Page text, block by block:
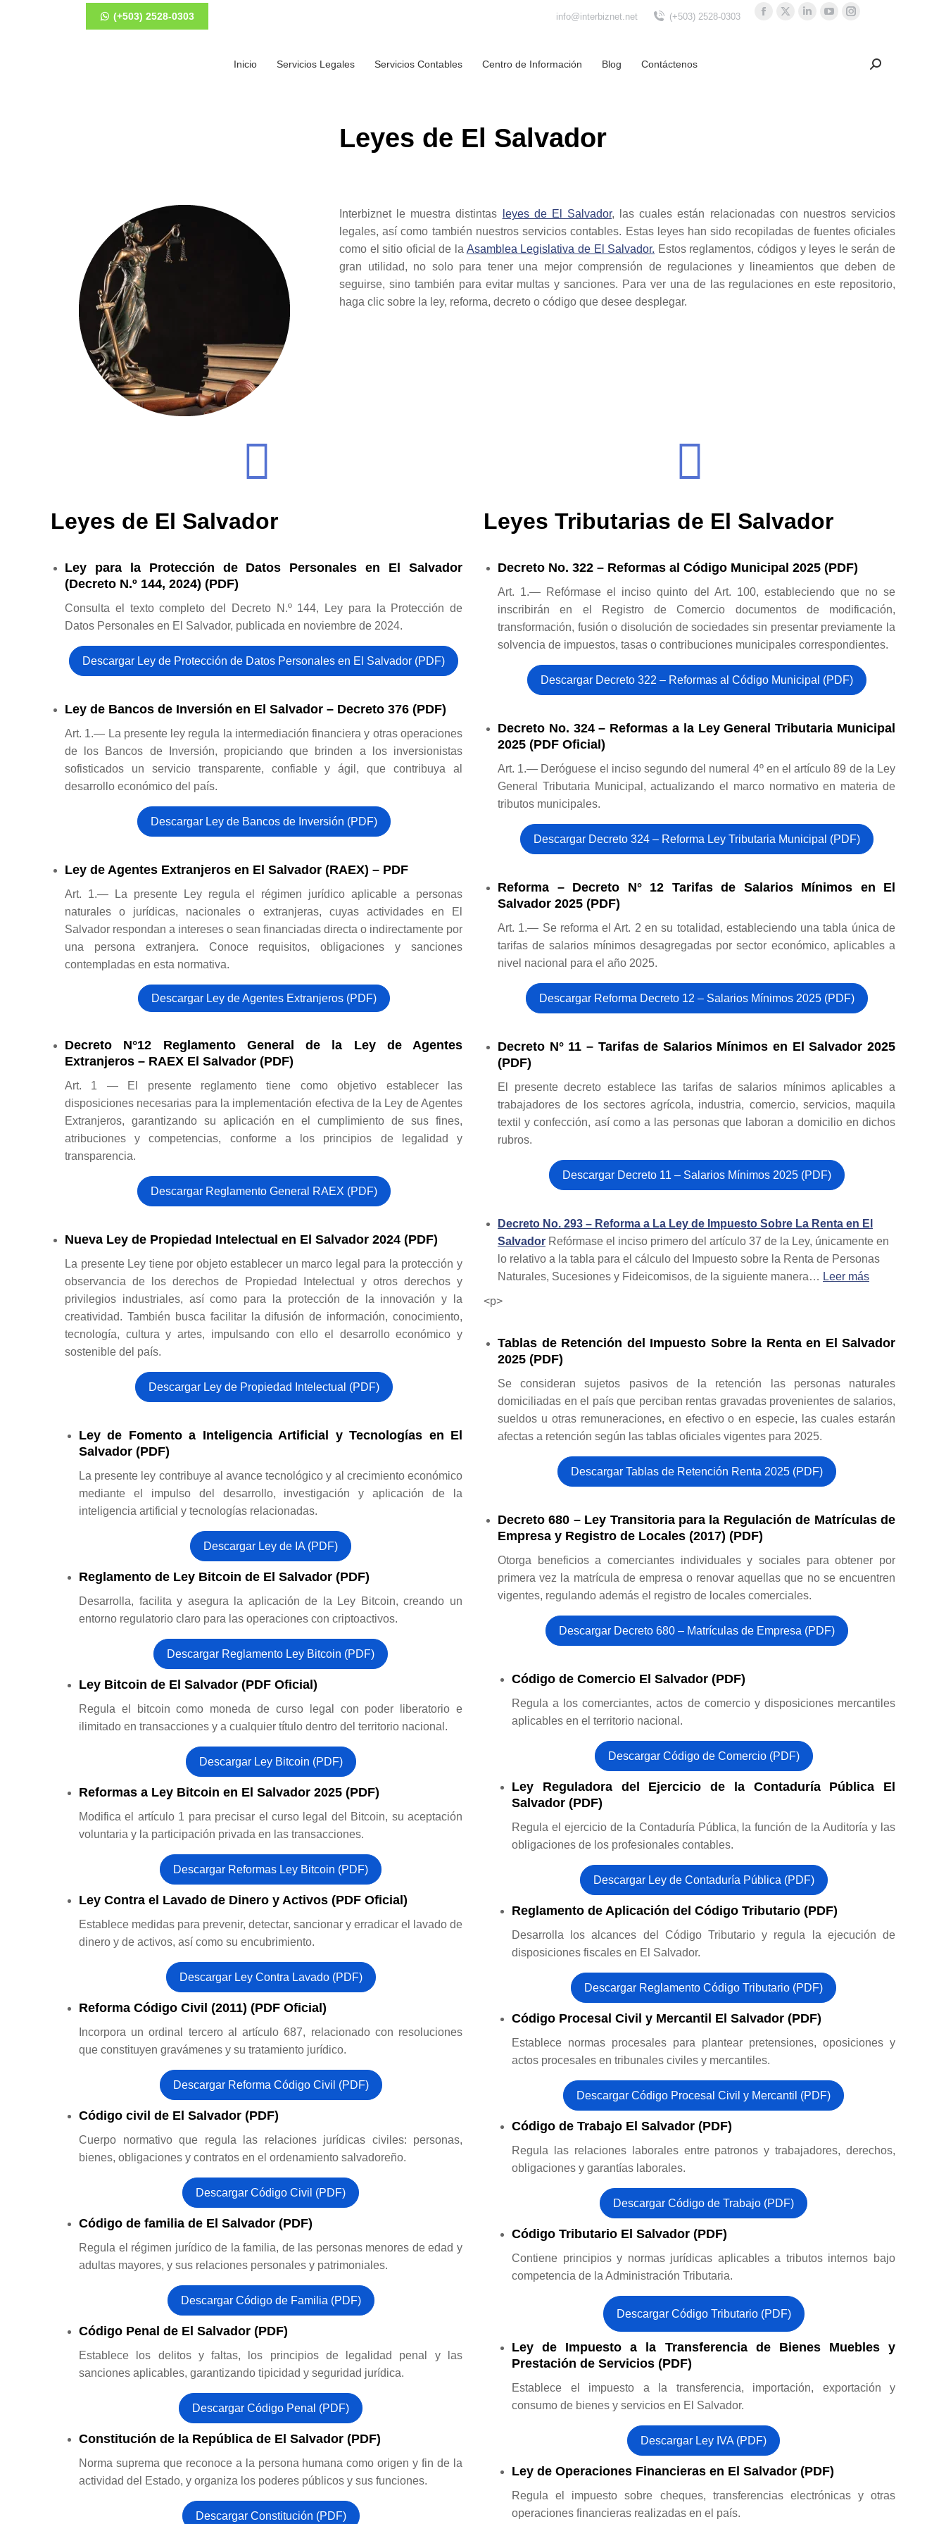
(+503) 2528-0303 info@interbiznet.net (+503) 2528-0303
Facebook
X
LinkedinYouTubeInstagram
opens
Inicio Servicios Legales Servicios Contables Centro de Información Blog Contáctenos Search:
Buscar
Leyes de El Salvador
Interbiznet le muestra distintas leyes de El Salvador, las cuales están relacionadas con nuestros servicios
legales, así como también nuestros servicios contables. Estas leyes han sido recopiladas de fuentes oficiales
como el sitio oficial de la Asamblea Legislativa de El Salvador. Estos reglamentos, códigos y leyes le serán de
gran utilidad, no solo para tener una mejor comprensión de regulaciones y lineamientos que deben de
seguirse, sino también para evitar multas y sanciones. Para ver una de las regulaciones en este repositorio,
haga clic sobre la ley, reforma, decreto o código que desee desplegar.
Leyes de El Salvador
Ley para la Protección de Datos Personales en El Salvador
(Decreto N.º 144, 2024) (PDF)
Consulta el texto completo del Decreto N.º 144, Ley para la Protección de
Datos Personales en El Salvador, publicada en noviembre de 2024.
Descargar Ley de Protección de Datos Personales en El Salvador (PDF)
Ley de Bancos de Inversión en El Salvador – Decreto 376 (PDF)
Art. 1.— La presente ley regula la intermediación financiera y otras operaciones
de los Bancos de Inversión, propiciando que brinden a los inversionistas
sofisticados un servicio transparente, confiable y ágil, que contribuya al
desarrollo económico del país.
Descargar Ley de Bancos de Inversión (PDF)
Ley de Agentes Extranjeros en El Salvador (RAEX) – PDF
Art. 1.— La presente Ley regula el régimen jurídico aplicable a personas
naturales o jurídicas, nacionales o extranjeras, cuyas actividades en El
Salvador respondan a intereses o sean financiadas directa o indirectamente por
una persona extranjera. Conoce requisitos, obligaciones y sanciones
contempladas en esta normativa.
Descargar Ley de Agentes Extranjeros (PDF)
Decreto N°12 Reglamento General de la Ley de Agentes
Extranjeros – RAEX El Salvador (PDF)
Art. 1 — El presente reglamento tiene como objetivo establecer las
disposiciones necesarias para la implementación efectiva de la Ley de Agentes
Extranjeros, garantizando su aplicación en el cumplimiento de sus fines,
atribuciones y competencias, conforme a los principios de legalidad y
transparencia.
Descargar Reglamento General RAEX (PDF)
Nueva Ley de Propiedad Intelectual en El Salvador 2024 (PDF)
La presente Ley tiene por objeto establecer un marco legal para la protección y
observancia de los derechos de Propiedad Intelectual y otros derechos y
privilegios industriales, así como para la protección de la innovación y la
creatividad. También busca facilitar la difusión de información, conocimiento,
tecnología, cultura y artes, impulsando con ello el desarrollo económico y
sostenible del país.
Descargar Ley de Propiedad Intelectual (PDF)
Ley de Fomento a Inteligencia Artificial y Tecnologías en El
Salvador (PDF)
La presente ley contribuye al avance tecnológico y al crecimiento económico
mediante el impulso del desarrollo, investigación y aplicación de la
inteligencia artificial y tecnologías relacionadas.
Descargar Ley de IA (PDF)
Reglamento de Ley Bitcoin de El Salvador (PDF)
Desarrolla, facilita y asegura la aplicación de la Ley Bitcoin, creando un
entorno regulatorio claro para las operaciones con criptoactivos.
Descargar Reglamento Ley Bitcoin (PDF)
Ley Bitcoin de El Salvador (PDF Oficial)
Regula el bitcoin como moneda de curso legal con poder liberatorio e
ilimitado en transacciones y a cualquier título dentro del territorio nacional.
Descargar Ley Bitcoin (PDF)
Reformas a Ley Bitcoin en El Salvador 2025 (PDF)
Modifica el artículo 1 para precisar el curso legal del Bitcoin, su aceptación
voluntaria y la participación privada en las transacciones.
Descargar Reformas Ley Bitcoin (PDF)
Ley Contra el Lavado de Dinero y Activos (PDF Oficial)
Establece medidas para prevenir, detectar, sancionar y erradicar el lavado de
dinero y de activos, así como su encubrimiento.
Descargar Ley Contra Lavado (PDF)
Reforma Código Civil (2011) (PDF Oficial)
Incorpora un ordinal tercero al artículo 687, relacionado con resoluciones
que constituyen gravámenes y su tratamiento jurídico.
Descargar Reforma Código Civil (PDF)
Código civil de El Salvador (PDF)
Cuerpo normativo que regula las relaciones jurídicas civiles: personas,
bienes, obligaciones y contratos en el ordenamiento salvadoreño.
Descargar Código Civil (PDF)
Código de familia de El Salvador (PDF)
Regula el régimen jurídico de la familia, de las personas menores de edad y
adultas mayores, y sus relaciones personales y patrimoniales.
Descargar Código de Familia (PDF)
Código Penal de El Salvador (PDF)
Establece los delitos y faltas, los principios de legalidad penal y las
sanciones aplicables, garantizando tipicidad y seguridad jurídica.
Descargar Código Penal (PDF)
Constitución de la República de El Salvador (PDF)
Norma suprema que reconoce a la persona humana como origen y fin de la
actividad del Estado, y organiza los poderes públicos y sus funciones.
Descargar Constitución (PDF)
Leyes Tributarias de El Salvador
Decreto No. 322 – Reformas al Código Municipal 2025 (PDF)
Art. 1.— Refórmase el inciso quinto del Art. 100, estableciendo que no se
inscribirán en el Registro de Comercio documentos de modificación,
transformación, fusión o disolución de sociedades sin presentar previamente la
solvencia de impuestos, tasas o contribuciones municipales correspondientes.
Descargar Decreto 322 – Reformas al Código Municipal (PDF)
Decreto No. 324 – Reformas a la Ley General Tributaria Municipal
2025 (PDF Oficial)
Art. 1.— Deróguese el inciso segundo del numeral 4º en el artículo 89 de la Ley
General Tributaria Municipal, actualizando el marco normativo en materia de
tributos municipales.
Descargar Decreto 324 – Reforma Ley Tributaria Municipal (PDF)
Reforma – Decreto N° 12 Tarifas de Salarios Mínimos en El
Salvador 2025 (PDF)
Art. 1.— Se reforma el Art. 2 en su totalidad, estableciendo una tabla única de
tarifas de salarios mínimos desagregadas por sector económico, aplicables a
nivel nacional para el año 2025.
Descargar Reforma Decreto 12 – Salarios Mínimos 2025 (PDF)
Decreto N° 11 – Tarifas de Salarios Mínimos en El Salvador 2025
(PDF)
El presente decreto establece las tarifas de salarios mínimos aplicables a
trabajadores de los sectores agrícola, industria, comercio, servicios, maquila
textil y confección, así como a las personas que laboran a domicilio en dichos
rubros.
Descargar Decreto 11 – Salarios Mínimos 2025 (PDF)
Decreto No. 293 – Reforma a La Ley de Impuesto Sobre La Renta en El
Salvador Refórmase el inciso primero del artículo 37 de la Ley, únicamente en
lo relativo a la tabla para el cálculo del Impuesto sobre la Renta de Personas
Naturales, Sucesiones y Fideicomisos, de la siguiente manera… Leer más
<p>
Tablas de Retención del Impuesto Sobre la Renta en El Salvador
2025 (PDF)
Se consideran sujetos pasivos de la retención las personas naturales
domiciliadas en el país que perciban rentas gravadas provenientes de salarios,
sueldos u otras remuneraciones, en efectivo o en especie, las cuales estarán
afectas a retención según las tablas oficiales vigentes para 2025.
Descargar Tablas de Retención Renta 2025 (PDF)
Decreto 680 – Ley Transitoria para la Regulación de Matrículas de
Empresa y Registro de Locales (2017) (PDF)
Otorga beneficios a comerciantes individuales y sociales para obtener por
primera vez la matrícula de empresa o renovar aquellas que no se encuentren
vigentes, regulando además el registro de locales comerciales.
Descargar Decreto 680 – Matrículas de Empresa (PDF)
Código de Comercio El Salvador (PDF)
Regula a los comerciantes, actos de comercio y disposiciones mercantiles
aplicables en el territorio nacional.
Descargar Código de Comercio (PDF)
Ley Reguladora del Ejercicio de la Contaduría Pública El
Salvador (PDF)
Regula el ejercicio de la Contaduría Pública, la función de la Auditoría y las
obligaciones de los profesionales contables.
Descargar Ley de Contaduría Pública (PDF)
Reglamento de Aplicación del Código Tributario (PDF)
Desarrolla los alcances del Código Tributario y regula la ejecución de
disposiciones fiscales en El Salvador.
Descargar Reglamento Código Tributario (PDF)
Código Procesal Civil y Mercantil El Salvador (PDF)
Establece normas procesales para plantear pretensiones, oposiciones y
actos procesales en tribunales civiles y mercantiles.
Descargar Código Procesal Civil y Mercantil (PDF)
Código de Trabajo El Salvador (PDF)
Regula las relaciones laborales entre patronos y trabajadores, derechos,
obligaciones y garantías laborales.
Descargar Código de Trabajo (PDF)
Código Tributario El Salvador (PDF)
Contiene principios y normas jurídicas aplicables a tributos internos bajo
competencia de la Administración Tributaria.
Descargar Código Tributario (PDF)
Ley de Impuesto a la Transferencia de Bienes Muebles y
Prestación de Servicios (PDF)
Establece el impuesto a la transferencia, importación, exportación y
consumo de bienes y servicios en El Salvador.
Descargar Ley IVA (PDF)
Ley de Operaciones Financieras en El Salvador (PDF)
Regula el impuesto sobre cheques, transferencias electrónicas y otras
operaciones financieras realizadas en el país.